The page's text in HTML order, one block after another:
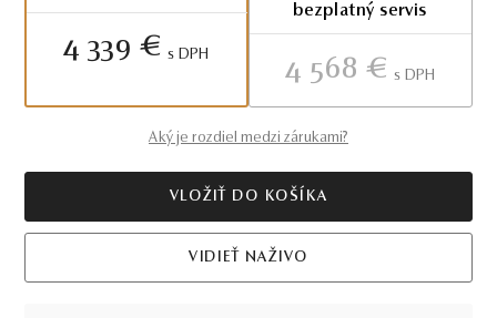
4 339 € S DPH
bezplatný servis
4 568 € S DPH
Aký je rozdiel medzi zárukami?
VLOŽIŤ DO KOŠÍKA
VIDIEŤ NAŽIVO